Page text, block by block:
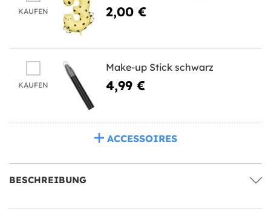
KAUFEN 2,00 €
KAUFEN
Make-up Stick schwarz
4,99 €
ACCESSOIRES
BESCHREIBUNG